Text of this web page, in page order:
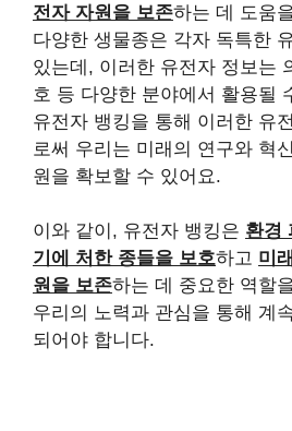
전자 자원을 보존하는 데 도움
다양한 생물종은 각자 독특한
있는데, 이러한 유전자 정보는
호 등 다양한 분야에서 활용될
유전자 뱅킹을 통해 이러한 유
로써 우리는 미래의 연구와 혁
원을 확보할 수 있어요.
이와 같이, 유전자 뱅킹은 환경
기에 처한 종들을 보호하고 미
원을 보존하는 데 중요한 역할
우리의 노력과 관심을 통해 계
되어야 합니다.